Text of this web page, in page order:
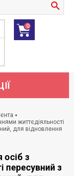
0
життєдіяльності
для відновлення
осіб з
пересувний з